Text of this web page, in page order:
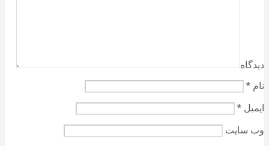
دیدگاه
نام *
ایمیل *
وب‌ سایت